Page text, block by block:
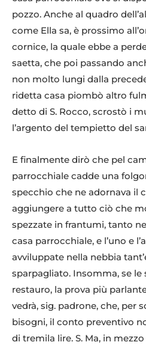
pozzo. Anche al quadro
come Ella sa, è prossimo
cornice, la quale ebbe a
saetta, che poi passando
non molto lungi dalla
ridetta casa piombò altro
detto di S. Rocco, scrostò i
l’argento del tempietto del
E finalmente dirò che pel
parrocchiale cadde una
specchio che ne adornava il
aggiungere a tutto ciò che
spezzate in frantumi, tanto
casa parrocchiale, e l’uno e
avviluppate nella nebbia
sparpagliato. Insomma, se
restauro, la prova più
vedrà, sig. padrone, che, per
bisogni, il conto preventivo
di tremila lire. S. Ma, in